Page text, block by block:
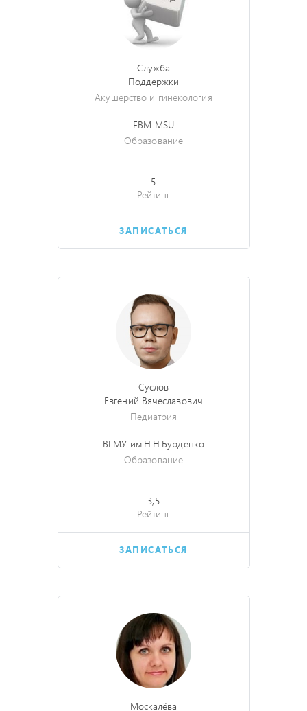
Служба
Поддержки
Акушерство и гинекология
FBM MSU
Образование
5
Рейтинг
ЗАПИСАТЬСЯ
Суслов
Евгений Вячеславович
Педиатрия
ВГМУ им.Н.Н.Бурденко
Образование
3,5
Рейтинг
ЗАПИСАТЬСЯ
Москалёва